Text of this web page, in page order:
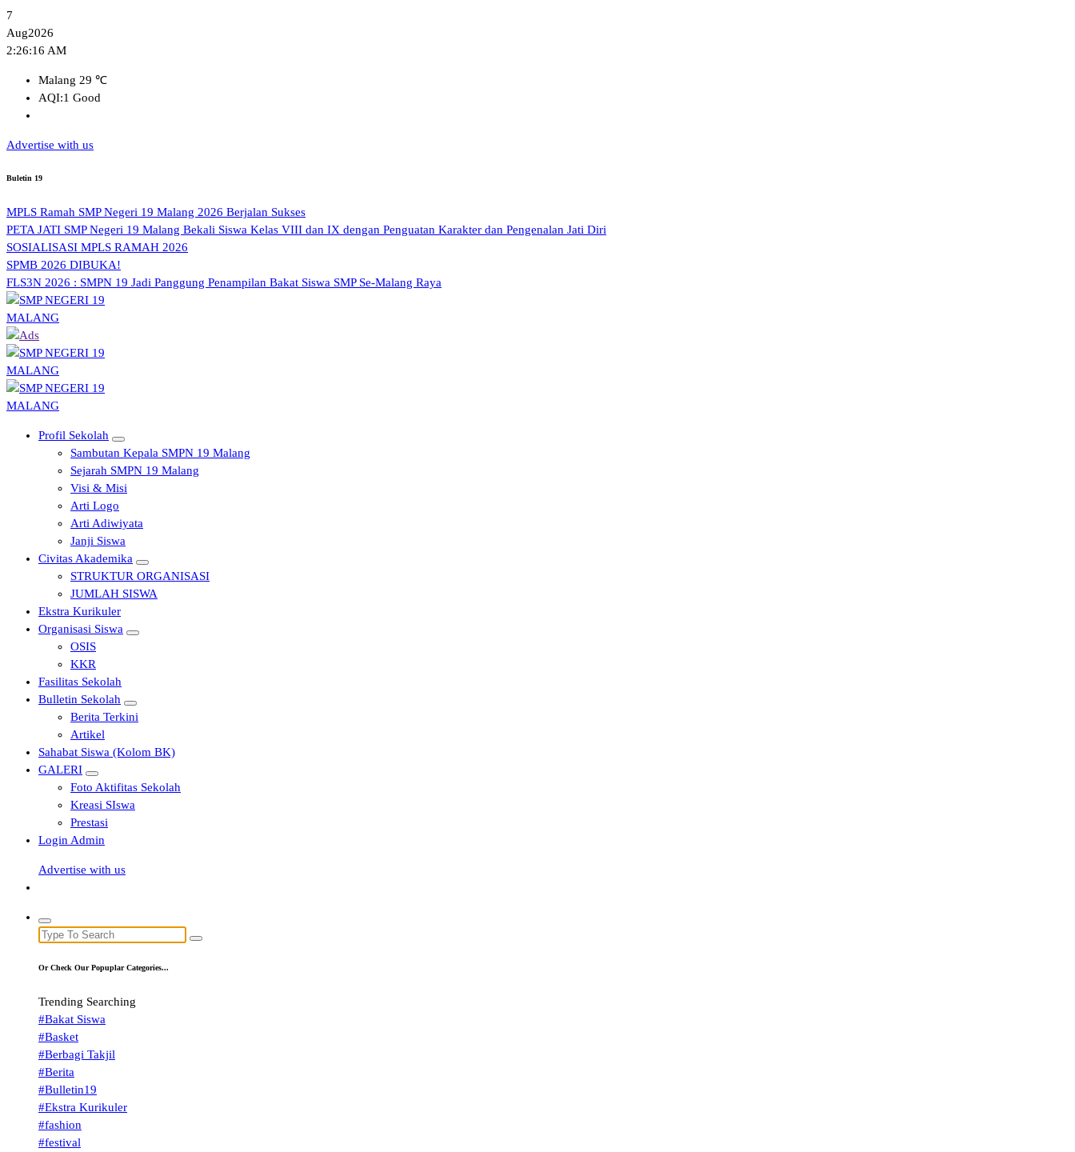
Skip
to
content
7
Aug2026
2:26:17 AM
Malang 29 ℃
AQI:1 Good
Advertise with us
Buletin 19
MPLS Ramah SMP Negeri 19 Malang 2026 Berjalan Sukses
PETA JATI SMP Negeri 19 Malang Bekali Siswa Kelas VIII dan IX dengan Penguatan Karakter dan Pengenalan Jati Diri
SOSIALISASI MPLS RAMAH 2026
SPMB 2026 DIBUKA!
FLS3N 2026 : SMPN 19 Jadi Panggung Penampilan Bakat Siswa SMP Se-Malang Raya
SMP NEGERI 19 MALANG
SMP NEGERI 19 MALANG
SMP NEGERI 19 MALANG
Profil Sekolah
Sambutan Kepala SMPN 19 Malang
Sejarah SMPN 19 Malang
Visi & Misi
Arti Logo
Arti Adiwiyata
Janji Siswa
Civitas Akademika
STRUKTUR ORGANISASI
JUMLAH SISWA
Ekstra Kurikuler
Organisasi Siswa
OSIS
KKR
Fasilitas Sekolah
Bulletin Sekolah
Berita Terkini
Artikel
Sahabat Siswa (Kolom BK)
GALERI
Foto Aktifitas Sekolah
Kreasi SIswa
Prestasi
Login Admin
Advertise with us
Search
Or Check Our Popuplar Categories...
Trending Searching
#Bakat Siswa
#Basket
#Berbagi Takjil
#Berita
#Bulletin19
#Ekstra Kurikuler
#fashion
#festival